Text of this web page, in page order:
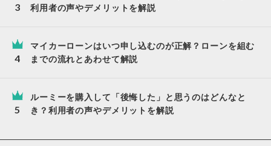
利用者の声やデメリットを解説
マイカーローンはいつ申し込むのが正解？ローンを組む
までの流れとあわせて解説
ルーミーを購入して「後悔した」と思うのはどんなと
き？利用者の声やデメリットを解説